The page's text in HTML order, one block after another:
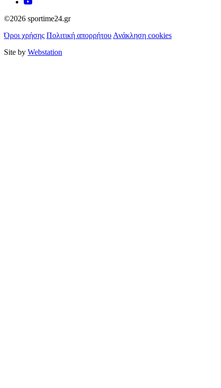
©2026 sportime24.gr
Όροι χρήσης Πολιτική απορρήτου Ανάκληση cookies
Site by Webstation